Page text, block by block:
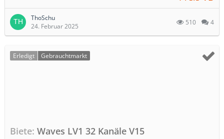
ThoSchu
24. Februar 2025
510 4
Erledigt Gebrauchtmarkt
Biete Waves LV1 32 Kanäle V15